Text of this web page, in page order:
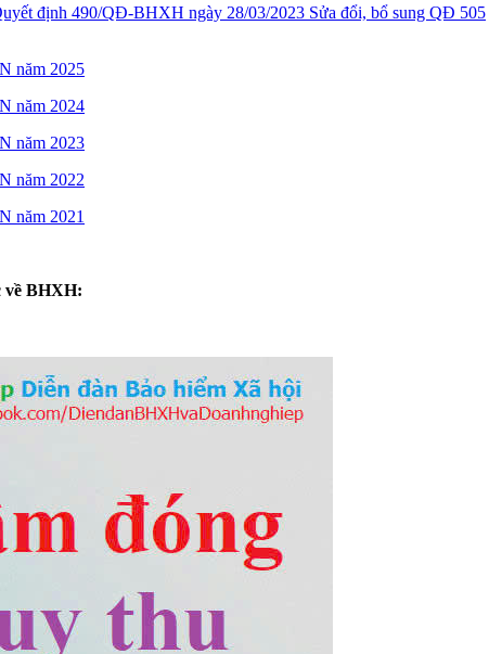
định 490/QĐ-BHXH ngày 28/03/2023 Sửa đổi, bổ sung QĐ 505
năm 2025
năm 2024
năm 2023
năm 2022
năm 2021
về BHXH: